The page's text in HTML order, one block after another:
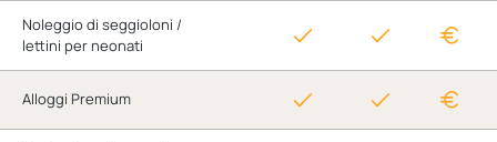
Noleggio di seggioloni /
lettini per neonati
Alloggi Premium